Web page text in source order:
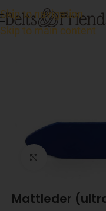
Skip to navigation
Skip to main content
Click to
Mattleder